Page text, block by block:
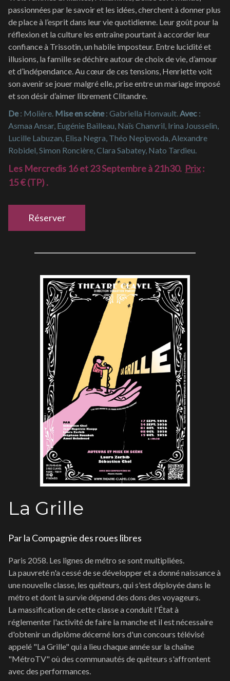
passionnées par le savoir et les idées, cherchent à donner plus
de place à l’esprit dans leur vie quotidienne. Leur goût pour la
réflexion et la culture les entraîne pourtant à accorder leur
confiance à Trissotin, un habile imposteur. Entre lucidité et
illusions, la famille se déchire autour de choix de vie, d’amour
et d’indépendance. Au cœur de ces tensions, Henriette voit
son avenir se jouer malgré elle, prise entre un mariage imposé
et son désir d’aimer librement Clitandre.
De: Molière. Mise en scène: Gabriella Honvault. Avec :
Asmaa Ansar, Eugénie Bailleau, Naïs Chanvril, Irina Jousselin,
Lucille Labuzan, Elisa Negra, Théo Nepipvoda, Alexandre
Robidel, Simon Roncière, Clara Sabatey, Nato Tardieu.
Les Mercredis 16 et 23 Septembre à 21h30. Prix:
15 € (TP) .
Réserver
La Grille
Par la Compagnie des roues libres
Paris 2058. Les lignes de métro se sont multipliées.
La pauvreté n'a cessé de se développer et a donné naissance à
une nouvelle classe, les quêteurs, qui s'est déployée dans le
métro et dont la survie dépend des dons des voyageurs.
La massification de cette classe a conduit l'État à
réglementer l'activité de faire la manche et il est nécessaire
d'obtenir un diplôme décerné lors d'un concours télévisé
appelé "La Grille" qui a lieu chaque année sur la chaîne
"MétroTV" où des communautés de quêteurs s'affrontent
avec des performances.